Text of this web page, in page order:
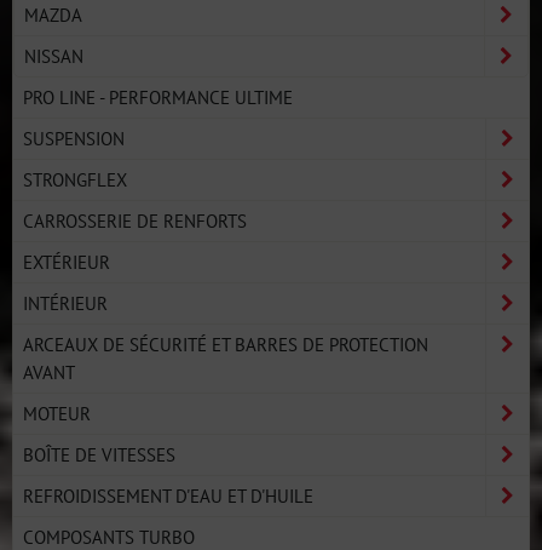
MAZDA
NISSAN
PRO LINE - PERFORMANCE ULTIME
SUSPENSION
STRONGFLEX
CARROSSERIE DE RENFORTS
EXTÉRIEUR
INTÉRIEUR
ARCEAUX DE SÉCURITÉ ET BARRES DE PROTECTION
AVANT
MOTEUR
BOÎTE DE VITESSES
REFROIDISSEMENT D'EAU ET D'HUILE
COMPOSANTS TURBO